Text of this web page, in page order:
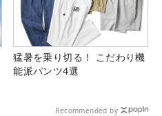
猛暑を乗り切る！ こだわり機
能派パンツ4選
Recommended by